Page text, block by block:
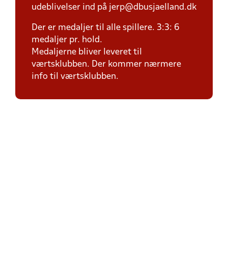
udeblivelser ind på jerp@dbusjaelland.dk
Der er medaljer til alle spillere. 3:3: 6
medaljer pr. hold.
Medaljerne bliver leveret til
værtsklubben. Der kommer nærmere
info til værtsklubben.